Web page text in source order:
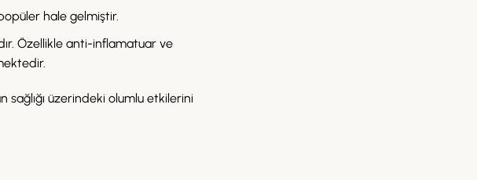
hale gelmiştir.
Özellikle anti-inflamatuar ve
sağlığı üzerindeki olumlu etkilerini